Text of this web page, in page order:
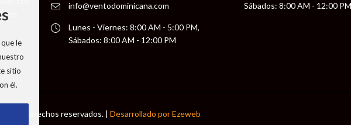
info@ventodominicana.com
Lunes - Viernes: 8:00 AM - 5:00 PM,
Sábados: 8:00 AM - 12:00 PM
Sábados: 8:00 AM - 12:00 PM
los derechos reservados. | Desarrollado por Ezeweb
le
sitio
él.